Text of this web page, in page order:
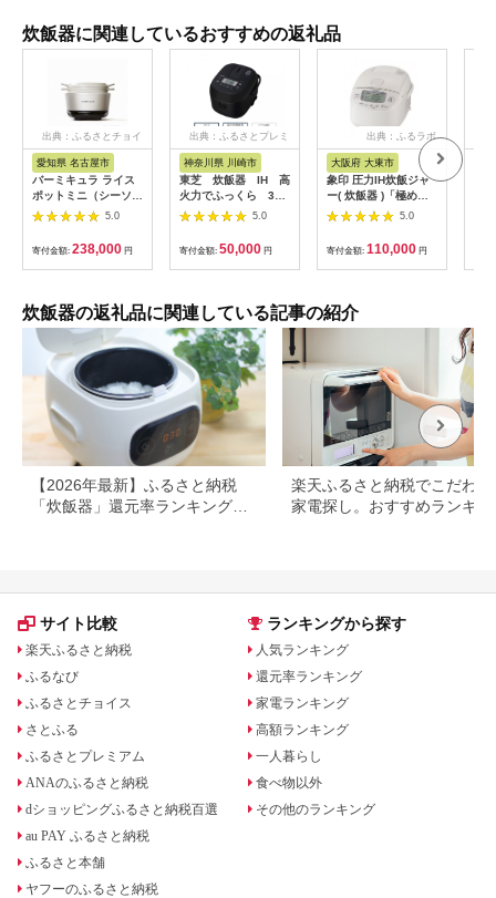
炊飯器に関連しているおすすめの返礼品
出典：ふるさとチョイ
ス
愛知県 名古屋市
バーミキュラ ライス
ポットミニ（シーソル
トホワイト）【スマー
トパッケージ】
5.0
寄付金額: 238,000 円
出典：ふるさとプレミ
アム
神奈川県 川崎市
東芝 炊飯器 IH 高
火力でふっくら 3
合 RC-5XW(K)
141305_KV49
5.0
寄付金額: 50,000 円
出典：ふるラボ
大阪府 大東市
象印 圧力IH炊飯ジャ
ー( 炊飯器 )「極め炊
き」NPRU05-WA(3合
炊き)ホワイト
5.0
寄付金額: 110,000 円
炊飯器の返礼品に関連している記事の紹介
【2026年最新】ふるさと納税
「炊飯器」還元率ランキング！
楽天ふるさと納税でこだわり
家電探し。おすすめランキン
サイト比較
楽天ふるさと納税
ふるなび
ふるさとチョイス
さとふる
ふるさとプレミアム
ANAのふるさと納税
dショッピングふるさと納税百選
au PAY ふるさと納税
ふるさと本舗
ヤフーのふるさと納税
ランキングから探す
人気ランキング
還元率ランキング
家電ランキング
高額ランキング
一人暮らし
食べ物以外
その他のランキング